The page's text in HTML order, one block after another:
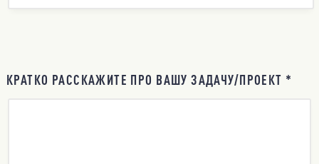
КРАТКО РАССКАЖИТЕ ПРО ВАШУ ЗАДАЧУ/ПРОЕКТ *